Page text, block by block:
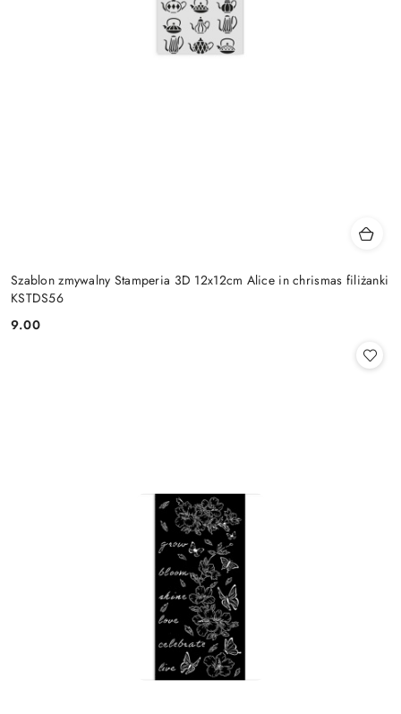
Szablon zmywalny Stamperia 3D 12x12cm Alice in chrismas filiżanki
KSTDS56
Cena:
9.00